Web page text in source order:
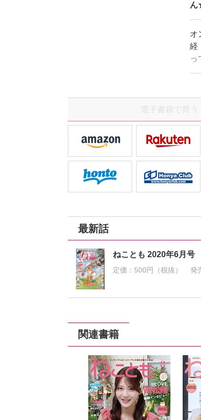
オ
経
っ
電子書籍で買う
最新話
ねことも 2020年6月号
定価： 500円（税抜） 発
関連書籍